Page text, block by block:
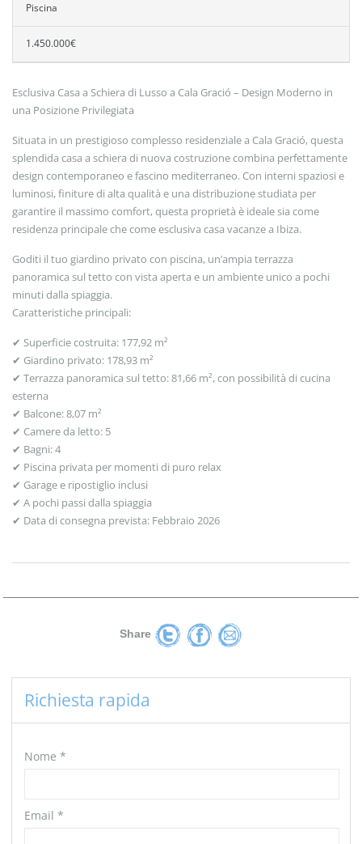
Piscina
1.450.000€
Esclusiva Casa a Schiera di Lusso a Cala Gració – Design Moderno in
una Posizione Privilegiata
Situata in un prestigioso complesso residenziale a Cala Gració, questa
splendida casa a schiera di nuova costruzione combina perfettamente
design contemporaneo e fascino mediterraneo. Con interni spaziosi e
luminosi, finiture di alta qualità e una distribuzione studiata per
garantire il massimo comfort, questa proprietà è ideale sia come
residenza principale che come esclusiva casa vacanze a Ibiza.
Goditi il tuo giardino privato con piscina, un’ampia terrazza
panoramica sul tetto con vista aperta e un ambiente unico a pochi
minuti dalla spiaggia.
Caratteristiche principali:
✔ Superficie costruita: 177,92 m²
✔ Giardino privato: 178,93 m²
✔ Terrazza panoramica sul tetto: 81,66 m², con possibilità di cucina
esterna
✔ Balcone: 8,07 m²
✔ Camere da letto: 5
✔ Bagni: 4
✔ Piscina privata per momenti di puro relax
✔ Garage e ripostiglio inclusi
✔ A pochi passi dalla spiaggia
✔ Data di consegna prevista: Febbraio 2026
Share
Richiesta rapida
Nome *
Email *